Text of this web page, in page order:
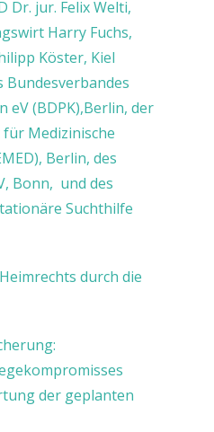
Dr. jur. Felix Welti,
Harry Fuchs,
Köster, Kiel
eV (BDPK),Berlin, der
Medizinische
Berlin, des
Bonn, und des
Suchthilfe
durch die
der geplanten